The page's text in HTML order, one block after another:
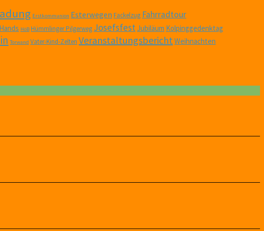
Erstkommunion Esterwegen Fackelzug Fahrradtour
HöB Hümmlinger Pilgerweg JosefsfestJubiläum Kolpinggedenktag
Torwand Vater-Kind-Zelten VeranstaltungsberichtWeihnachten